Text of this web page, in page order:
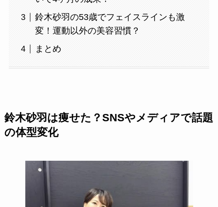
鈴木砂羽の53歳でフェイスラインも激
変！運動以外の美容習慣？
まとめ
鈴木砂羽は痩せた？SNSやメディアで話題
の体型変化